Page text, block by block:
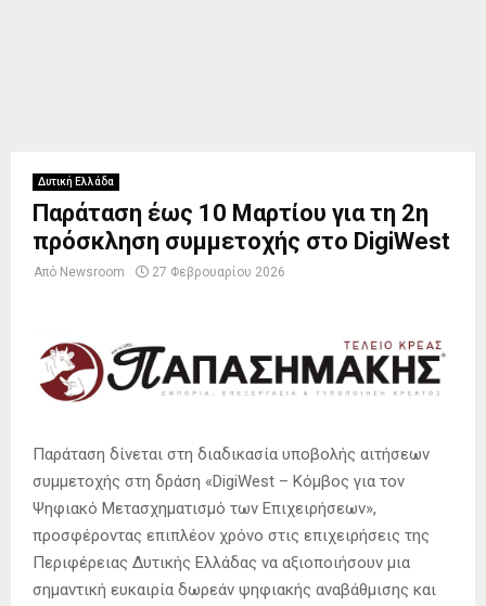
Δυτική Ελλάδα
Παράταση έως 10 Μαρτίου για τη 2η
πρόσκληση συμμετοχής στο DigiWest
Από Newsroom 27 Φεβρουαρίου 2026
Παράταση δίνεται στη διαδικασία υποβολής αιτήσεων
συμμετοχής στη δράση «DigiWest – Κόμβος για τον
Ψηφιακό Μετασχηματισμό των Επιχειρήσεων»,
προσφέροντας επιπλέον χρόνο στις επιχειρήσεις της
Περιφέρειας Δυτικής Ελλάδας να αξιοποιήσουν μια
σημαντική ευκαιρία δωρεάν ψηφιακής αναβάθμισης και